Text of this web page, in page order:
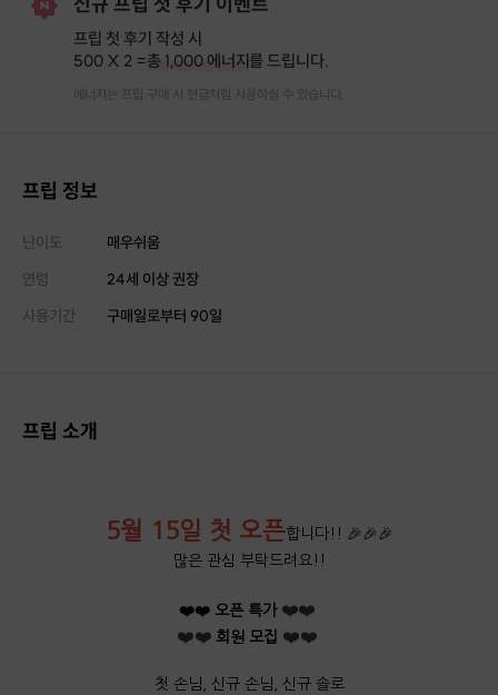
프립 첫 후기 작성 시
500 X 2 =총 1,000 에너지를 드립니다.
에너지는 프립 구매 시 현금처럼 사용하실 수 있습니다.
프립 정보
난이도
매우쉬움
연령
24세 이상 권장
사용기간
구매일로부터 90일
프립 소개
5월 15일 첫 오픈합니다!! 🎉🎉🎉
많은 관심 부탁드려요!!
❤️❤️ 오픈 특가 ❤️❤️
❤️❤️ 회원 모집 ❤️❤️
첫 손님, 신규 손님, 신규 솔로